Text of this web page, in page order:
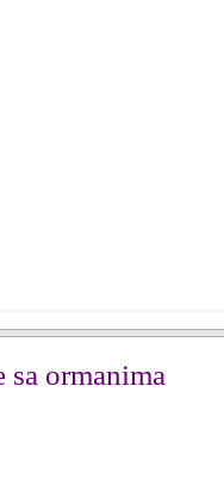
sa ormanima